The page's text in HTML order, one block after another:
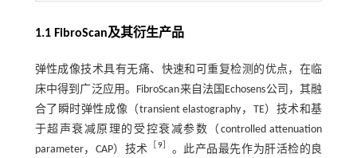
1.1 FibroScan及其衍生产品
弹性成像技术具有无痛、快速和可重复检测的优点，在临
床中得到广泛应用。FibroScan来自法国Echosens公司，其融
合了瞬时弹性成像（transient elastography，TE）技术和基
于超声衰减原理的受控衰减参数（controlled attenuation
parameter，CAP）技术 ［9］ 。此产品最先作为肝活检的良